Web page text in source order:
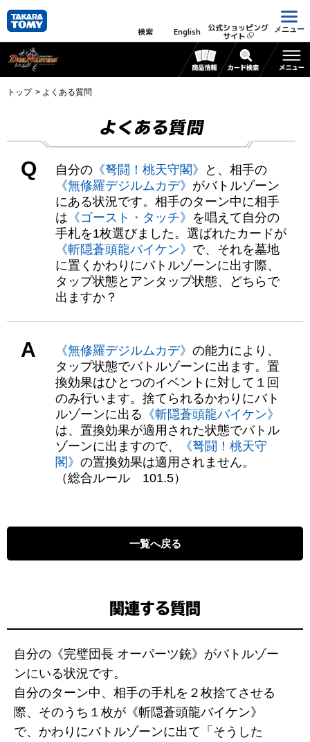
検索 English 公式ショッピング
サイト
メニュー
トップ よくある質問
よくある質問
Q 自分の 《弩闘！桃天守閣》
と、相手の
《無修羅デジルムカデ》 がバトルゾーン
にある状況です。相手のターン中に相手
は 《ゴースト・タッチ》 を唱えて自分の
手札を1枚選びました。選ばれたカードが
《斬隠蒼頭龍バイケン》 で、それを墓地
に置くかわりにバトルゾーンに出す際、
タップ状態とアンタップ状態、どちらで
出ますか？
A 《無修羅デジルムカデ》 の能力により、
タップ状態でバトルゾーンに出ます。置
換効果はひとつのイベントに対して１回
のみ行います。捨てられるかわりにバト
ルゾーンに出る 《斬隠蒼頭龍バイケン》
は、置換効果が適用された状態でバトル
ゾーンに出ますので、
《弩闘！桃天守
閣》 の置換効果は適用されません。
（総合ルール 101.5）
一覧へ戻る
関連する質問
自分の《完璧団長 オーパーツ銃》がバトルゾー
ンにいる状況です。
自分のターン中、相手の手札を２枚捨てさせる
際、そのうち１枚が《斬隠蒼頭龍バイケン》
で、かわりにバトルゾーンに出て「そうした